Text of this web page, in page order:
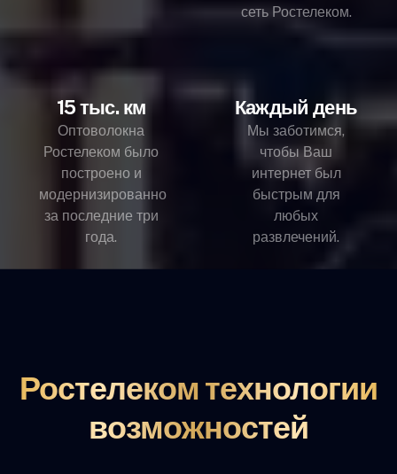
сеть Ростелеком.
15 тыс. км
Оптоволокна
Ростелеком было
построено и
модернизированно
за последние три
года.
Каждый день
Мы заботимся,
чтобы Ваш
интернет был
быстрым для
любых
развлечений.
Ростелеком технологии
возможностей